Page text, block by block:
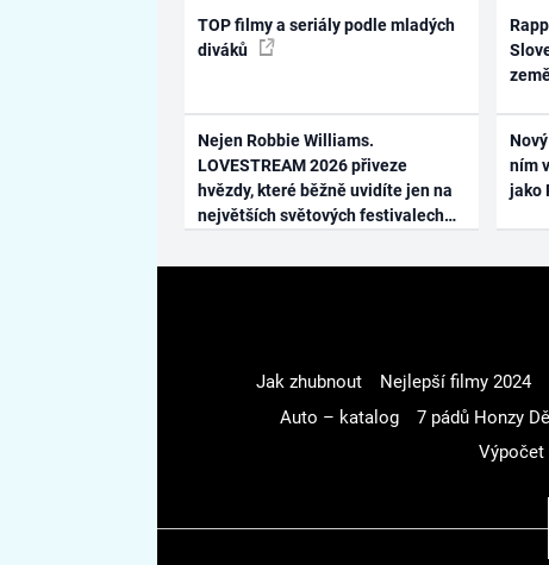
TOP filmy a seriály podle mladých
diváků
Nejen Robbie Williams.
LOVESTREAM 2026 přiveze
hvězdy, které běžně uvidíte jen na
největších světových festivalech
ním
jako
Jak zhubnout Nejlepší filmy 2024
Auto – katalog
7 pádů Honzy
Výpočet